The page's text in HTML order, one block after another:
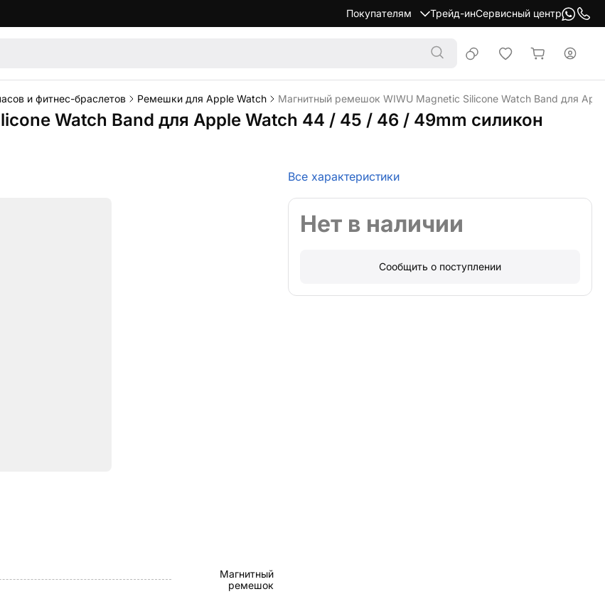
Покупателям Трейд-инСервисный центр
и фитнес-браслетов Ремешки для Apple Watch Магнитный ремешок WIWU Magnetic Silicone Watch Band для
Watch Band для Apple Watch 44 / 45 / 46 / 49mm силикон
Магнитный
ремешок
Все характеристики
Нет в наличии
Сообщить о поступлении